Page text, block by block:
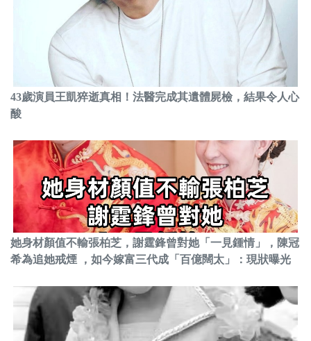
43歲演員王凱猝逝真相！法醫完成其遺體屍檢，結果令人心
酸
她身材顏值不輸張柏芝，謝霆鋒曾對她「一見鍾情」，陳冠
希為追她戒煙 ，如今嫁富三代成「百億闊太」：現狀曝光